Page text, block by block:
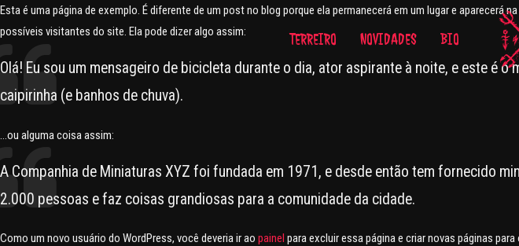
TERREIRO NOVIDADES BIO
Esta é uma página de exemplo. É diferente de um post no blog porque ela permanecerá em um lugar e
possíveis visitantes do site. Ela pode dizer algo assim:
Olá! Eu sou um mensageiro de bicicleta durante o dia, ator aspirante à noite, e este é
caipirinha (e banhos de chuva).
…ou alguma coisa assim:
A Companhia de Miniaturas XYZ foi fundada em 1971, e desde então tem fornecido
2.000 pessoas e faz coisas grandiosas para a comunidade da cidade.
Como um novo usuário do WordPress, você deveria ir ao painel para excluir essa página e criar novas páginas